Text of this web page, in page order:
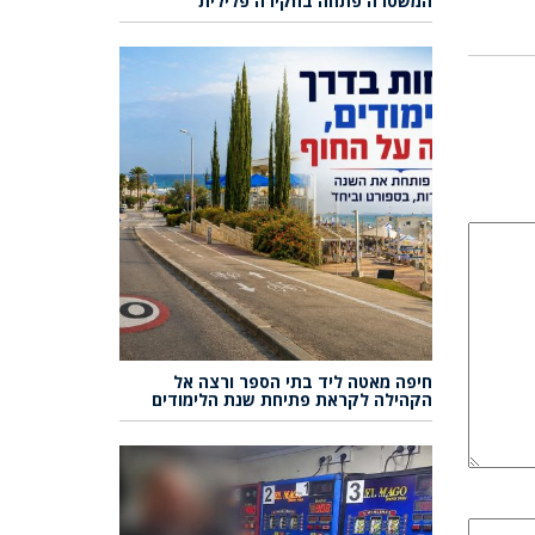
חיפה מאטה ליד בתי הספר ורצה אל
הקהילה לקראת פתיחת שנת הלימודים